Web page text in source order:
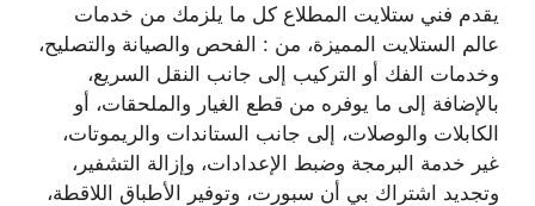
يقدم فني ستلايت المطلاع كل ما يلزمك من خدمات
عالم الستلايت المميزة، من : الفحص والصيانة والتصليح،
وخدمات الفك أو التركيب إلى جانب النقل السريع،
بالإضافة إلى ما يوفره من قطع الغيار والملحقات، أو
الكابلات والوصلات، إلى جانب الستاندات والريموتات،
غير خدمة البرمجة وضبط الإعدادات، وإزالة التشفير،
وتجديد اشتراك بي أن سبورت، وتوفير الأطباق اللاقطة،